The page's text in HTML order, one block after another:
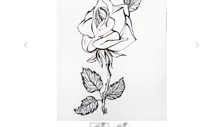
БИОГРАФИЯ
БЛОГ